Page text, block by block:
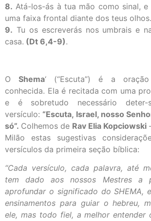
8. Atá-los-ás à tua mão como sinal,
uma faixa frontal diante dos teus olhos.
9. Tu os escreverás nos umbrais e
casa. (Dt 6,4-9).
OShema‘ (“Escuta”) é a
conhecida. Ela é recitada com uma
e é sobretudo necessário
versículo: “Escuta, Israel, nosso
só”. Colhemos de Rav Elia Kopciowski
Milão estas sugestivas
versículos da primeira seção bíblica:
“Cada versículo, cada palavra, até
tem dado aos nossos Mestres a
aprofundar o significado do SHEMA,
ensinamentos para guiar o hebreu,
ele, mas todo fiel, a melhor entender